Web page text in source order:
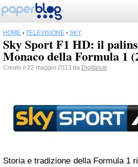
HOME › TELEVISIONE › SKY
Sky Sport F1 HD: il
Monaco della Formula 1
Creato il 22 maggio 2013 da Digitalsat
Storia e tradizione della Formula 1